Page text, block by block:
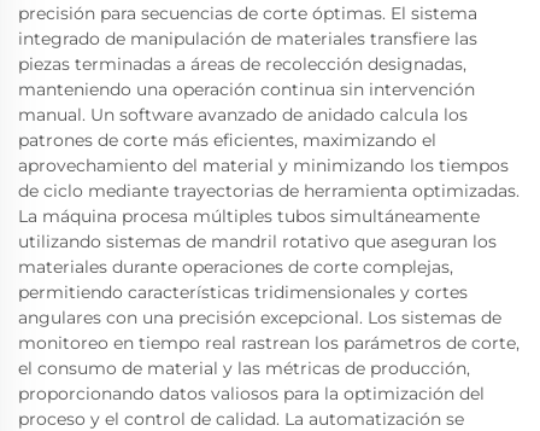
precisión para secuencias de corte óptimas. El sistema
integrado de manipulación de materiales transfiere las
piezas terminadas a áreas de recolección designadas,
manteniendo una operación continua sin intervención
manual. Un software avanzado de anidado calcula los
patrones de corte más eficientes, maximizando el
aprovechamiento del material y minimizando los tiempos
de ciclo mediante trayectorias de herramienta optimizadas.
La máquina procesa múltiples tubos simultáneamente
utilizando sistemas de mandril rotativo que aseguran los
materiales durante operaciones de corte complejas,
permitiendo características tridimensionales y cortes
angulares con una precisión excepcional. Los sistemas de
monitoreo en tiempo real rastrean los parámetros de corte,
el consumo de material y las métricas de producción,
proporcionando datos valiosos para la optimización del
proceso y el control de calidad. La automatización se